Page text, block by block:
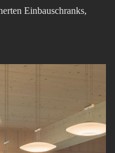
Einbauschranks,